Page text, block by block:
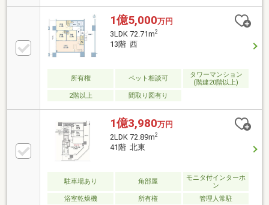
バルコニーに面する設計・洋室2室がLDに隣接、扉を
開放し一体利用も可能・L字型の対面式キッチン・全
居室収納有、主寝室にWIC付・ペット飼育可能(細則有
／足洗い場有)・コンシェルジュサービス有・各階にゴ
ミステーションを設置▼設備・床暖房(LD部分)・食洗
希望の住まい探しをお手伝いします ━━━━━・・・
物件の詳細・ご相談はお気軽にお問い合わせくださ
1億5,000万円
3LDK 72.71m2
13階 西
所有権 ペット相談可
タワーマンション
(階建20階以上)
2階以上
間取り図有り
1億3,980万円
2LDK 72.89m2
41階 北東
駐車場あり 角部屋
モニタ付インターホ
ン
浴室乾燥機
所有権 管理人常駐